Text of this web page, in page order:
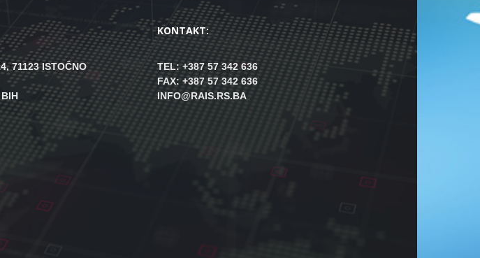
71123 ISTOČNO
KONTAKT:
TEL: +387 57 342 636
FAX: +387 57 342 636
INFO@RAIS.RS.BA